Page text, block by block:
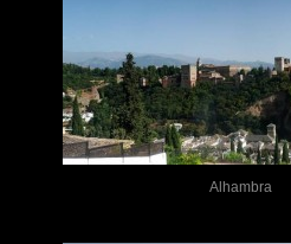
Alhambra